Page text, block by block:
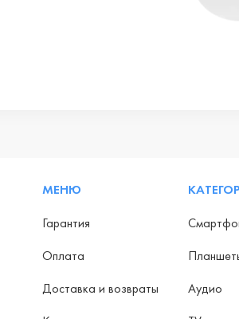
МЕНЮ
Гарантия
Оплата
Доставка и возвраты
Аудио